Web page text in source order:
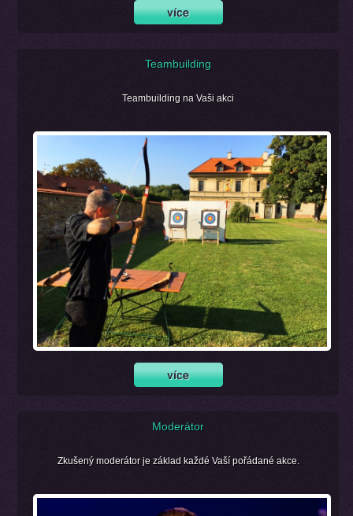
Teambuilding
Teambuilding na Vaši akci
Moderátor
Zkušený moderátor je základ každé Vaší pořádané akce.